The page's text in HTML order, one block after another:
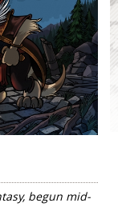
begun mid-